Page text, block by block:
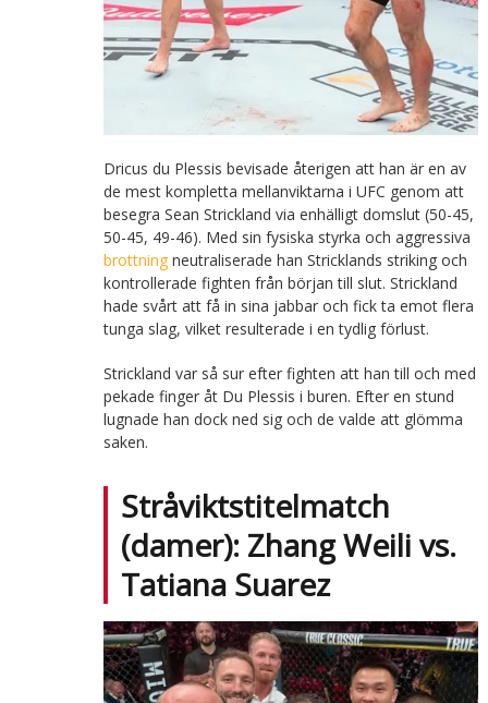
Dricus du Plessis bevisade återigen att han är en av
de mest kompletta mellanviktarna i UFC genom att
besegra Sean Strickland via enhälligt domslut (50-45,
50-45, 49-46). Med sin fysiska styrka och aggressiva
brottningneutraliserade han Stricklands striking och
kontrollerade fighten från början till slut. Strickland
hade svårt att få in sina jabbar och fick ta emot flera
tunga slag, vilket resulterade i en tydlig förlust.
Strickland var så sur efter fighten att han till och med
pekade finger åt Du Plessis i buren. Efter en stund
lugnade han dock ned sig och de valde att glömma
saken.
Stråviktstitelmatch
(damer): Zhang Weili vs.
Tatiana Suarez